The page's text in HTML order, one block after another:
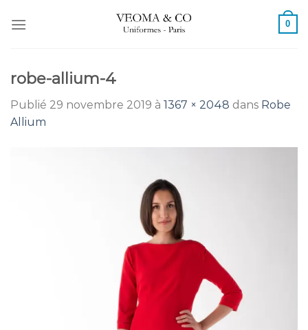
au
0
robe-allium-4
Publié 29 novembre 2019 à 1367 × 2048 dans Robe
Allium